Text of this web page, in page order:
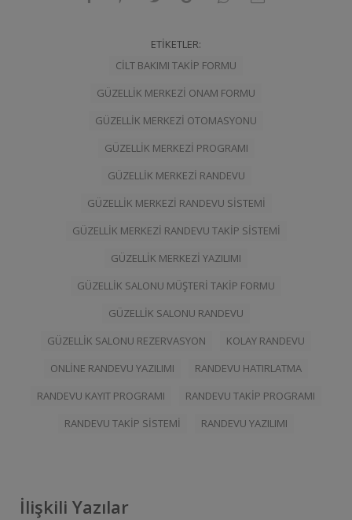
ETIKETLER:
CILT BAKIMI TAKIP FORMU
GÜZELLIK MERKEZI ONAM FORMU
GÜZELLIK MERKEZI OTOMASYONU
GÜZELLIK MERKEZI PROGRAMI
GÜZELLIK MERKEZI RANDEVU
GÜZELLIK MERKEZI RANDEVU SISTEMI
GÜZELLIK MERKEZI RANDEVU TAKIP SISTEMI
GÜZELLIK MERKEZI YAZILIMI
GÜZELLIK SALONU MÜŞTERI TAKIP FORMU
GÜZELLIK SALONU RANDEVU
GÜZELLIK SALONU REZERVASYON
KOLAY RANDEVU
ONLINE RANDEVU YAZILIMI
RANDEVU HATIRLATMA
RANDEVU KAYIT PROGRAMI
RANDEVU TAKIP PROGRAMI
RANDEVU TAKIP SISTEMI
RANDEVU YAZILIMI
İlişkili Yazılar